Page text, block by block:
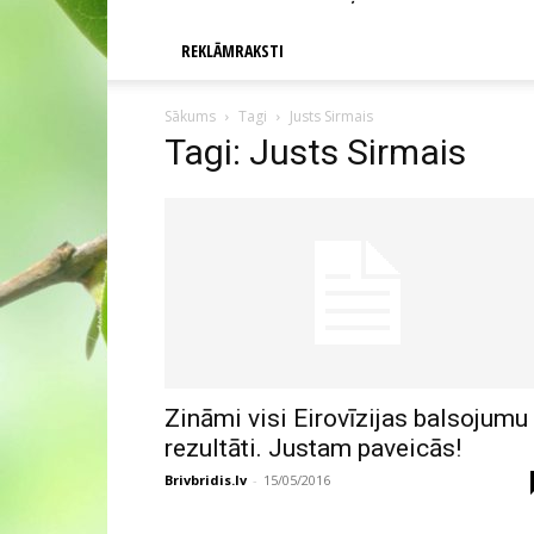
REKLĀMRAKSTI
Sākums Tagi Justs Sirmais
Tagi: Justs Sirmais
Zināmi visi Eirovīzijas balsojumu
rezultāti. Justam paveicās!
Brivbridis.lv - 15/05/2016